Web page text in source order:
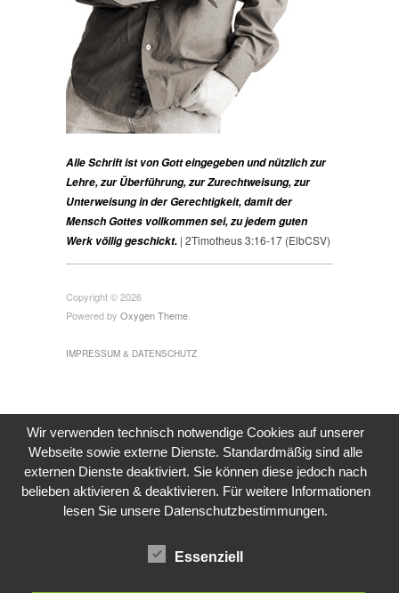
Alle Schrift ist von Gott eingegeben und nützlich zur
Lehre, zur Überführung, zur Zurechtweisung, zur
Unterweisung in der Gerechtigkeit, damit der
Mensch Gottes vollkommen sei, zu jedem guten
Werk völlig geschickt. | 2Timotheus 3:16-17 (ElbCSV)
Copyright © 2026
Powered by Oxygen Theme
IMPRESSUM & DATENSCHUTZ
Wir verwenden technisch notwendige Cookies auf unserer
Webseite sowie externe Dienste. Standardmäßig sind alle
externen Dienste deaktiviert. Sie können diese jedoch nach
belieben aktivieren & deaktivieren. Für weitere Informationen
lesen Sie unsere Datenschutzbestimmungen.
Essenziell